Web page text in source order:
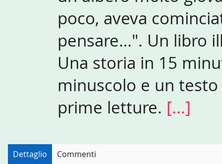
poco, aveva
pensare…". Un libro
Una storia in 15
minuscolo e un
prime letture. [...]
Dettaglio Commenti